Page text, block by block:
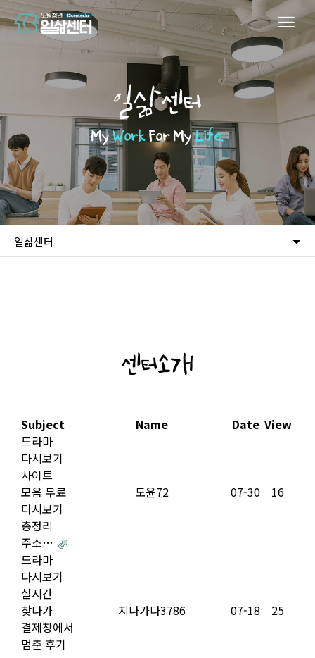
일삶센터
MyWorkFor MyLife.
일삶센터
센터소개
Subject Name Date View
드라마
다시보기
사이트
모음 무료
다시보기
총정리
주소…
도윤72 07-30 16
드라마
다시보기
실시간
찾다가
결제창에서
멈춘 후기
지나가다3786 07-18 25